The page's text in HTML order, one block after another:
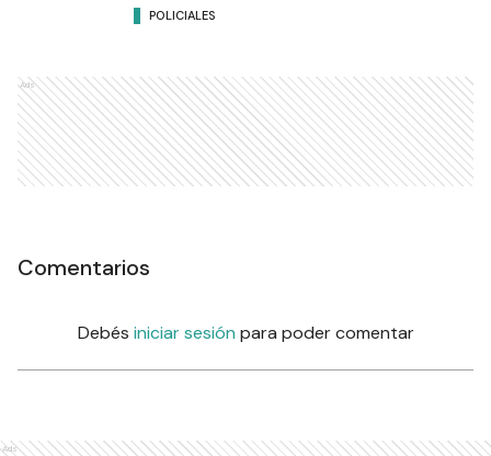
POLICIALES
Ads
Comentarios
Debés iniciar sesión para poder comentar
Ads